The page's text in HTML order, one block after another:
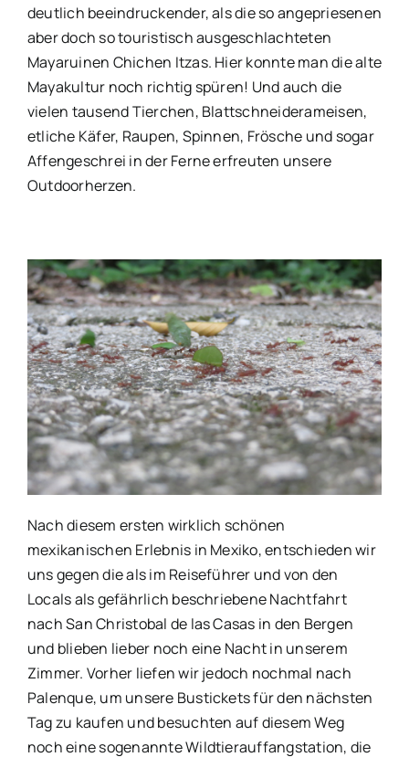
deutlich beeindruckender, als die so angepriesenen
aber doch so touristisch ausgeschlachteten
Mayaruinen Chichen Itzas. Hier konnte man die alte
Mayakultur noch richtig spüren! Und auch die
vielen tausend Tierchen, Blattschneiderameisen,
etliche Käfer, Raupen, Spinnen, Frösche und sogar
Affengeschrei in der Ferne erfreuten unsere
Outdoorherzen.
Nach diesem ersten wirklich schönen
mexikanischen Erlebnis in Mexiko, entschieden wir
uns gegen die als im Reiseführer und von den
Locals als gefährlich beschriebene Nachtfahrt
nach San Christobal de las Casas in den Bergen
und blieben lieber noch eine Nacht in unserem
Zimmer. Vorher liefen wir jedoch nochmal nach
Palenque, um unsere Bustickets für den nächsten
Tag zu kaufen und besuchten auf diesem Weg
noch eine sogenannte Wildtierauffangstation, die